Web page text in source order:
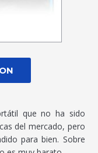
que no ha sido
del mercado, pero
para bien. Sobre